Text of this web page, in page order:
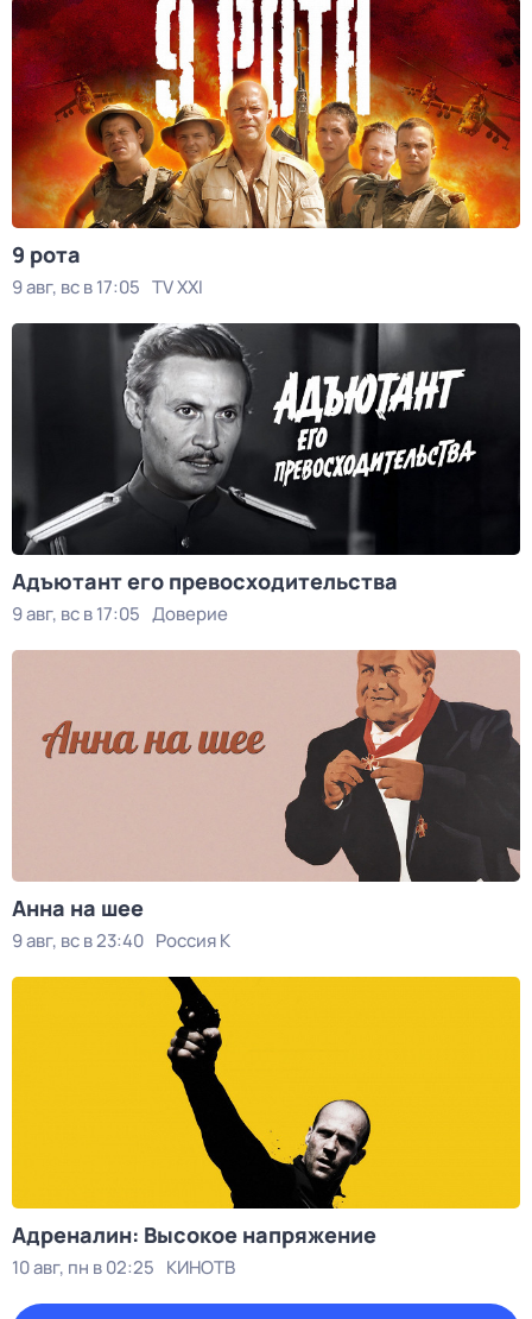
9 рота
9 авг, вс в 17:05 TV XXI
Адъютант его превосходительства
9 авг, вс в 17:05 Доверие
Анна на шее
9 авг, вс в 23:40 Россия К
Адреналин: Высокое напряжение
10 авг, пн в 02:25 КИНОТВ